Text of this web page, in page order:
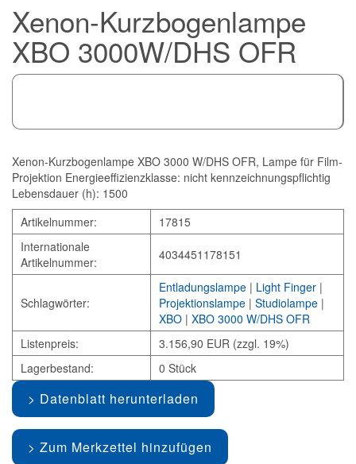
Xenon-Kurzbogenlampe
XBO 3000W/DHS OFR
Xenon-Kurzbogenlampe XBO 3000 W/DHS OFR, Lampe für Film-
Projektion Energieeffizienzklasse: nicht kennzeichnungspflichtig
Lebensdauer (h): 1500
Artikelnummer:
17815
Internationale
Artikelnummer:
4034451178151
Schlagwörter:
Entladungslampe | Light Finger |
Projektionslampe | Studiolampe |
XBO | XBO 3000 W/DHS OFR
Listenpreis:
3.156,90 EUR (zzgl. 19%)
Lagerbestand:
0 Stück
Datenblatt herunterladen
Zum Merkzettel hinzufügen